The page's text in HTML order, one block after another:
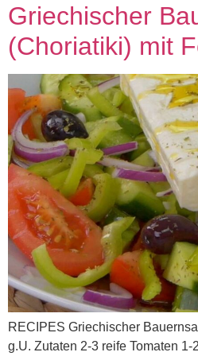
Griechischer
(Choriatiki) mit
RECIPES Griechischer
g.U. Zutaten 2-3 reife Tomaten